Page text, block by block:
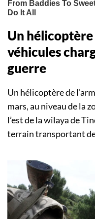
Un
véhicules
guerre
Un hélicoptère de
mars, au niveau de la
l’est de la wilaya de
terrain transportant